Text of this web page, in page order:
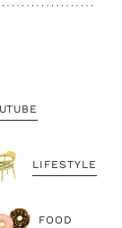
LIFESTYLE
FOOD